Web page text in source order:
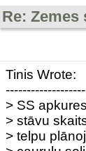
Re:
Tinis Wrote:
> SS
> stāvu
> telpu